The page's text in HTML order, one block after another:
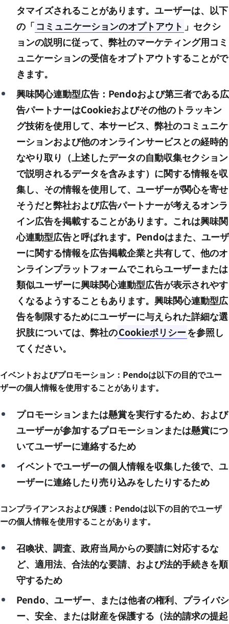
タマイズされることがあります。ユーザーは、以下
の「コミュニケーションのオプトアウト 」セクシ
ョンの説明に従って、弊社のマーケティング用コミ
ュニケーションの受信をオプトアウトすることがで
きます。
興味関心連動型広告：Pendoおよび第三者である広
告パートナーはCookieおよびその他のトラッキン
グ技術を使用して、本サービス、弊社のコミュニケ
ーションおよび他のオンラインサービスとの経時的
なやり取り（上述したデータの自動収集セクション
で説明されるデータを含みます）に関する情報を収
集し、その情報を使用して、ユーザーが関心を寄せ
そうだと弊社および広告パートナーが考えるオンラ
イン広告を掲載することがあります。これは興味関
心連動型広告と呼ばれます。Pendoはまた、ユーザ
ーに関する情報を広告掲載企業と共有して、他のオ
ンラインプラットフォームでこれらユーザーまたは
類似ユーザーに興味関心連動型広告が表示されやす
くなるようすることもあります。興味関心連動型広
告を制限するためにユーザーに与えられた詳細な選
択肢については、弊社のCookieポリシーを参照し
てください。
イベントおよびプロモーション：Pendoは以下の目的でユー
ザーの個人情報を使用することがあります。
プロモーションまたは懸賞を実行するため、および
ユーザーが参加するプロモーションまたは懸賞につ
いてユーザーに連絡するため
イベントでユーザーの個人情報を収集した後で、ユ
ーザーに連絡したり売り込みをしたりするため
コンプライアンスおよび保護：Pendoは以下の目的でユーザ
ーの個人情報を使用することがあります。
召喚状、調査、政府当局からの要請に対応するな
ど、適用法、合法的な要請、および法的手続きを順
守するため
Pendo、ユーザー、または他者の権利、プライバシ
ー、安全、または財産を保護する（法的請求の提起